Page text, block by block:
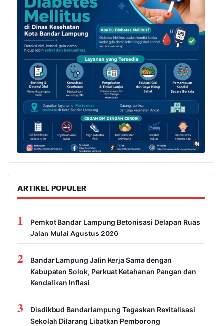
ARTIKEL POPULER
1
Pemkot Bandar Lampung Betonisasi Delapan Ruas
Jalan Mulai Agustus 2026
2
Bandar Lampung Jalin Kerja Sama dengan
Kabupaten Solok, Perkuat Ketahanan Pangan dan
Kendalikan Inflasi
3
Disdikbud Bandarlampung Tegaskan Revitalisasi
Sekolah Dilarang Libatkan Pemborong